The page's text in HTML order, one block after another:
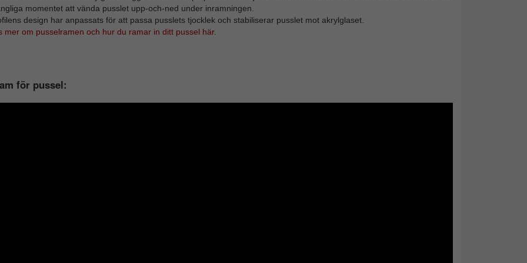
momentet att vända pusslet upp-och-ned under inramningen.
design har anpassats för att passa pusslets tjocklek och stabiliserar pusslet mot akrylglaset.
mer om pusselramen och hur du ramar in ditt pussel här.
för pussel: